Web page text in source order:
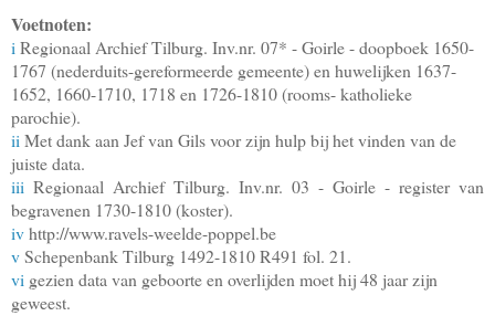
Voetnoten:
i Regionaal Archief Tilburg. Inv.nr. 07* - Goirle - doopboek 1650-
1767 (nederduits-gereformeerde gemeente) en huwelijken 1637-
1652, 1660-1710, 1718 en 1726-1810 (rooms- katholieke
parochie).
ii Met dank aan Jef van Gils voor zijn hulp bij het vinden van de
juiste data.
iii Regionaal Archief Tilburg. Inv.nr. 03 - Goirle - register van
begravenen 1730-1810 (koster).
ivhttp://www.ravels-weelde-poppel.be
vSchepenbank Tilburg 1492-1810 R491 fol. 21.
vi gezien data van geboorte en overlijden moet hij 48 jaar zijn
geweest.